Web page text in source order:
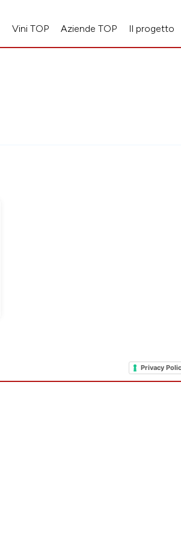
Vini TOP Aziende TOP Il progetto
Privacy